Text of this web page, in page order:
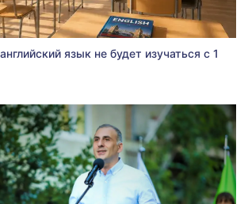
язык не будет изучаться с 1